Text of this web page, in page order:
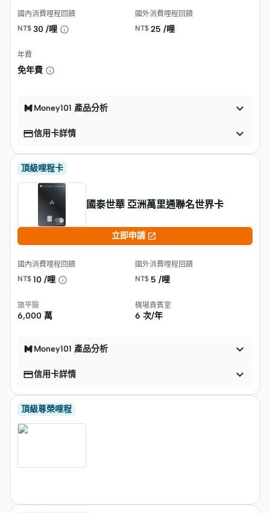
國內消費哩程回饋
NT$ 30 /哩
國外消費哩程回饋
NT$ 25 /哩
年費
免年費
Money101 產品分析 
信用卡詳情 
頂級哩程卡
國泰世華 亞洲萬里通聯名世界卡
立即申請 
國內消費哩程回饋
NT$ 10 /哩
國外消費哩程回饋
NT$ 5 /哩
旅平險
6,000 萬
機場貴賓室
6 次/年
Money101 產品分析 
信用卡詳情 
頂級尊榮哩程